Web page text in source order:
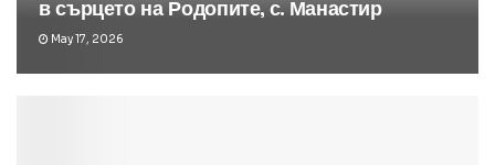
в сърцето на Родопите, с. Манастир
May 17, 2026